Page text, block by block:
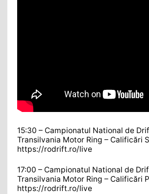
15:30 – Campionatul National de
Transilvania Motor Ring – Calificări
https://rodrift.ro/live
17:00 – Campionatul National de
Transilvania Motor Ring – Calificări
https://rodrift.ro/live